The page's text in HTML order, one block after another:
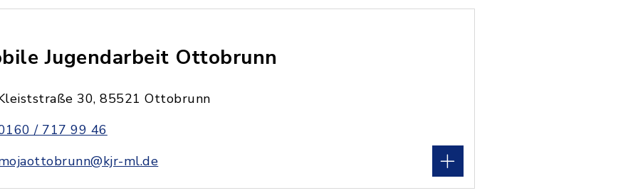
Jugendarbeit Ottobrunn
30, 85521 Ottobrunn
/ 717 99 46
ml.de